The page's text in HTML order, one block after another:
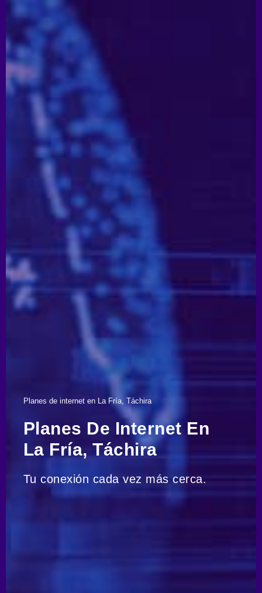
Planes de internet en La Fría, Táchira
Planes De Internet En
La Fría, Táchira
Tu conexión cada vez más cerca.